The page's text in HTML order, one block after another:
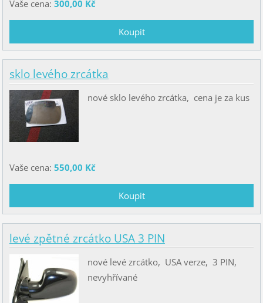
Vaše cena: 300,00 Kč
sklo levého zrcátka
nové sklo levého zrcátka, cena je za kus
Vaše cena: 550,00 Kč
levé zpětné zrcátko USA 3 PIN
nové levé zrcátko, USA verze, 3 PIN,
nevyhřívané